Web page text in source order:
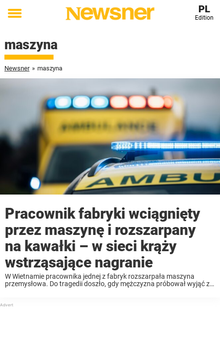
Toggle
PL
Edition
maszyna
Newsner » maszyna
Pracownik fabryki wciągnięty
przez maszynę i rozszarpany
na kawałki – w sieci krąży
wstrząsające nagranie
W Wietnamie pracownika jednej z fabryk rozszarpała maszyna
przemysłowa. Do tragedii doszło, gdy mężczyzna próbował wyjąć z
pokazuje jego ostatnie chwile. ...